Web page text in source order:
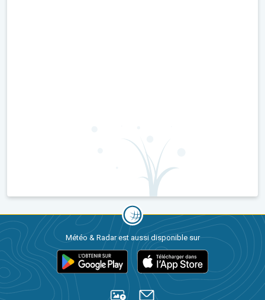
Météo & Radar est aussi disponible sur